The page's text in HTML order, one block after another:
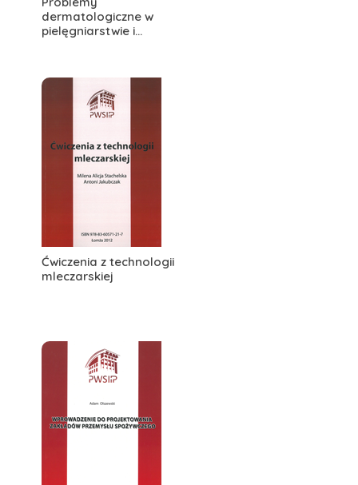
dermatologiczne w
pielęgniarstwie i...
Ćwiczenia z technologii
mleczarskiej